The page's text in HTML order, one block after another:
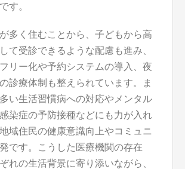
す。
多く住むことから、子どもから高
て受診できるような配慮も進み、
リー化や予約システムの導入、夜
診療体制も整えられています。ま
い生活習慣病への対応やメンタル
染症の予防接種などにも力が入れ
域住民の健康意識向上やコミュニ
です。こうした医療機関の存在
れの生活背景に寄り添いながら、